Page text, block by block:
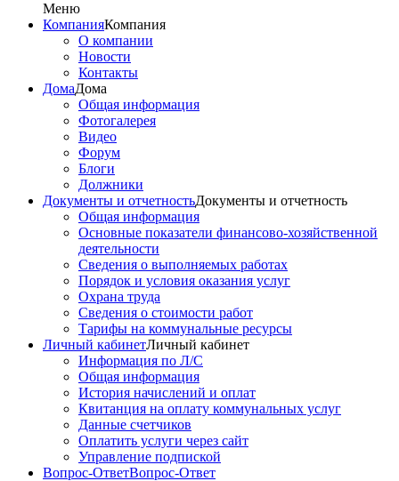
Меню
КомпанияКомпания
О компании
Новости
Контакты
ДомаДома
Общая информация
Фотогалерея
Видео
Форум
Блоги
Должники
Документы и отчетностьДокументы и отчетность
Общая информация
Основные показатели финансово-хозяйственной
деятельности
Сведения о выполняемых работах
Порядок и условия оказания услуг
Охрана труда
Сведения о стоимости работ
Тарифы на коммунальные ресурсы
Личный кабинетЛичный кабинет
Информация по Л/С
Общая информация
История начислений и оплат
Квитанция на оплату коммунальных услуг
Данные счетчиков
Оплатить услуги через сайт
Управление подпиской
Вопрос-ОтветВопрос-Ответ